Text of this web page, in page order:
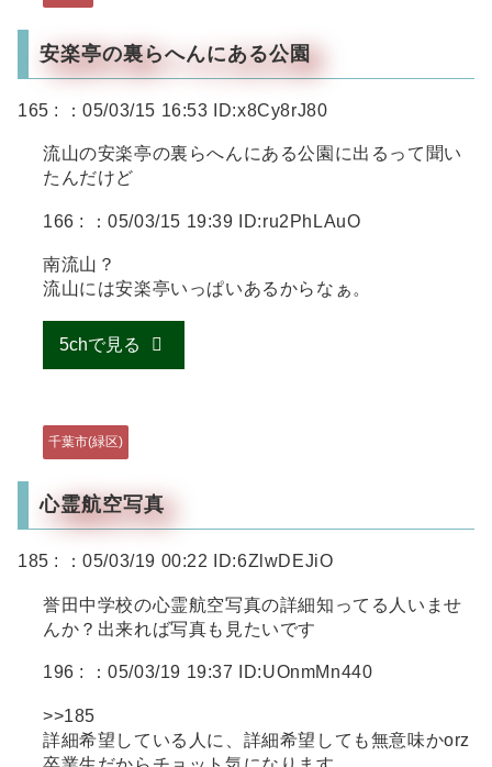
安楽亭の裏らへんにある公園
165 : ：05/03/15 16:53 ID:x8Cy8rJ80
流山の安楽亭の裏らへんにある公園に出るって聞い
たんだけど
166 : ：05/03/15 19:39 ID:ru2PhLAuO
南流山？
流山には安楽亭いっぱいあるからなぁ。
5chで見る
千葉市(緑区)
心霊航空写真
185 : ：05/03/19 00:22 ID:6ZlwDEJiO
誉田中学校の心霊航空写真の詳細知ってる人いませ
んか？出来れば写真も見たいです
196 : ：05/03/19 19:37 ID:UOnmMn440
>>185
詳細希望している人に、詳細希望しても無意味かorz